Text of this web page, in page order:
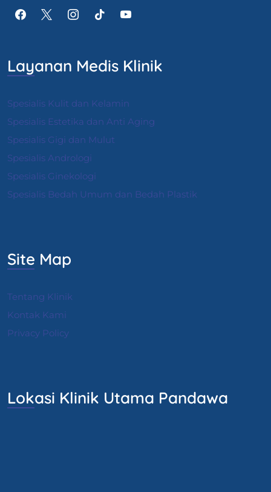
Layanan Medis Klinik
Spesialis Kulit dan Kelamin
Spesialis Estetika dan Anti Aging
Spesialis Gigi dan Mulut
Spesialis Andrologi
Spesialis Ginekologi
Spesialis Bedah Umum dan Bedah Plastik
Site Map
Tentang Klinik
Kontak Kami
Privacy Policy
Lokasi Klinik Utama Pandawa